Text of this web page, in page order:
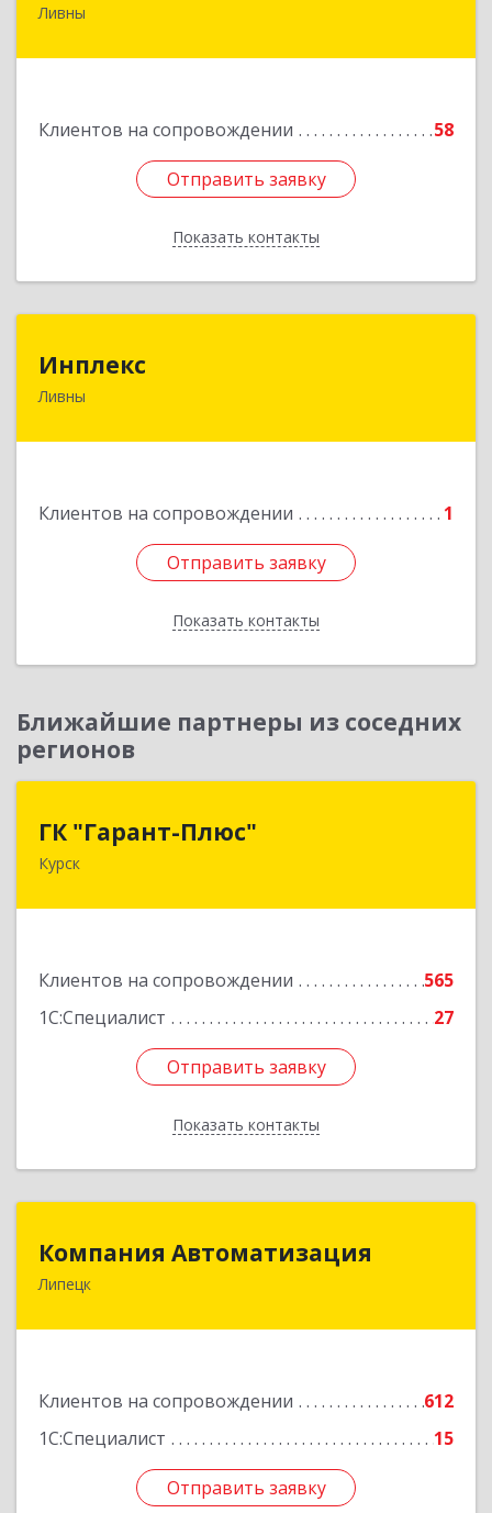
Ливны
Клиентов на сопровождении 58
Отправить заявку
Показать контакты
303851, Орловская обл, Ливны г, Гайдара ул,
Отправить заявку
Назад
Инплекс
Ливны
Клиентов на сопровождении 1
Отправить заявку
Показать контакты
Отправить заявку
Назад
Ближайшие партнеры из соседних
регионов
ГК "Гарант-Плюс"
Курск
Клиентов на сопровождении
565
1С:Специалист
27
Отправить заявку
Показать контакты
305035, Курская обл, Курск г, Овечкина ул, дом
Отправить заявку
Назад
Компания Автоматизация
Липецк
Клиентов на сопровождении
612
1С:Специалист
15
Отправить заявку
398001, Липецкая обл, Липецк г, Победы пл,
Отправить заявку